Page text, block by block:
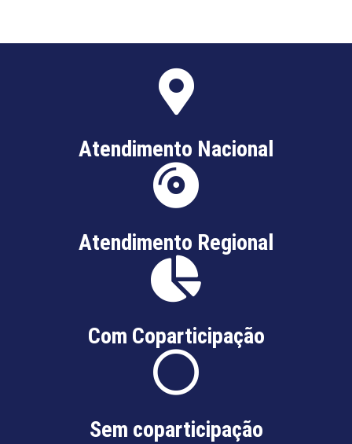
Atendimento Nacional
Atendimento Regional
Com Coparticipação
Sem coparticipação